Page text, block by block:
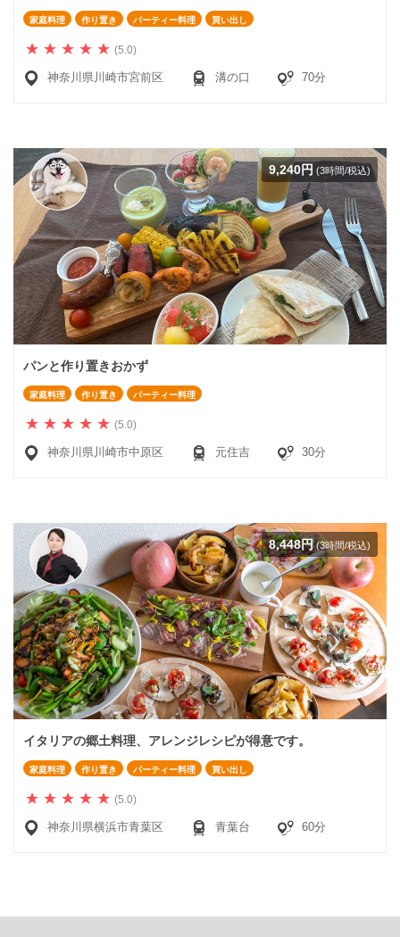
家庭料理 作り置き パーティー料理 買い出し
(5.0)
神奈川県川崎市宮前区 溝の口 70分
9,240円 (3時間/税込)
パンと作り置きおかず
家庭料理 作り置き パーティー料理
(5.0)
神奈川県川崎市中原区 元住吉 30分
8,448円(3時間/税込)
イタリアの郷土料理、アレンジレシピが得意です。
家庭料理 作り置き パーティー料理 買い出し
(5.0)
神奈川県横浜市青葉区 青葉台 60分